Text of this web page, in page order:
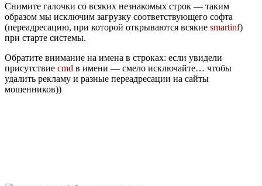
Снимите галочки со всяких незнакомых строк — таким
образом мы исключим загрузку соответствующего софта
(переадресацию, при которой открываются всякие smartinf)
при старте системы.
Обратите внимание на имена в строках: если увидели
присутствие cmd в имени — смело исключайте… чтобы
удалить рекламу и разные переадресации на сайты
мошенников))